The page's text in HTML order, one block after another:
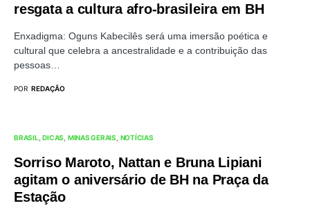
resgata a cultura afro-brasileira em BH
Enxadigma: Oguns Kabecilês será uma imersão poética e
cultural que celebra a ancestralidade e a contribuição das
pessoas…
POR REDAÇÃO
BRASIL DICAS MINAS GERAIS NOTÍCIAS
Sorriso Maroto, Nattan e Bruna Lipiani
agitam o aniversário de BH na Praça da
Estação